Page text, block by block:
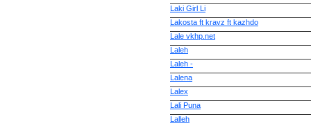
Laki Girl Li
Lakosta ft kravz ft kazhdo
Lale vkhp.net
Laleh
Laleh -
Lalena
Lalex
Lali Puna
Lalleh